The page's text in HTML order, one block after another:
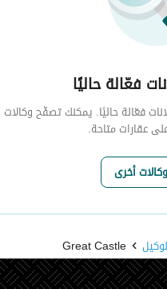
فعّالة حاليًا
فعّالة حاليًا. يمكنك تصفّح وكالات
عقارات متاحة.
أخرى
Great Castle